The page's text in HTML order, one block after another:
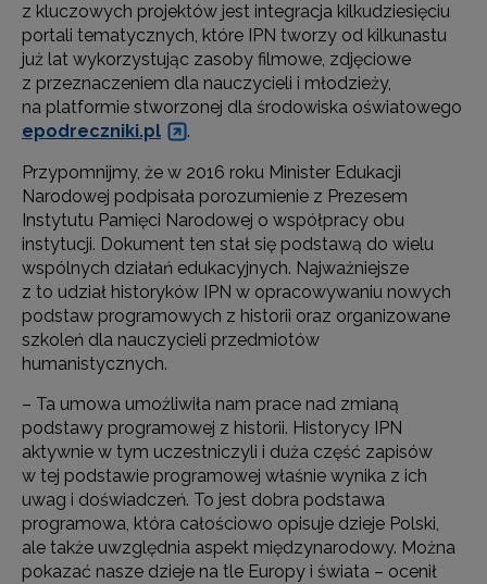
z kluczowych projektów jest integracja kilkudziesięciu
portali tematycznych, które IPN tworzy od kilkunastu
już lat wykorzystując zasoby filmowe, zdjęciowe
z przeznaczeniem dla nauczycieli i młodzieży,
na platformie stworzonej dla środowiska oświatowego
epodreczniki.pl
.
Przypomnijmy, że w 2016 roku Minister Edukacji
Narodowej podpisała porozumienie z Prezesem
Instytutu Pamięci Narodowej o współpracy obu
instytucji. Dokument ten stał się podstawą do wielu
wspólnych działań edukacyjnych. Najważniejsze
z to udział historyków IPN w opracowywaniu nowych
podstaw programowych z historii oraz organizowane
szkoleń dla nauczycieli przedmiotów
humanistycznych.
– Ta umowa umożliwiła nam prace nad zmianą
podstawy programowej z historii. Historycy IPN
aktywnie w tym uczestniczyli i duża część zapisów
w tej podstawie programowej właśnie wynika z ich
uwag i doświadczeń. To jest dobra podstawa
programowa, która całościowo opisuje dzieje Polski,
ale także uwzględnia aspekt międzynarodowy. Można
pokazać nasze dzieje na tle Europy i świata – ocenił